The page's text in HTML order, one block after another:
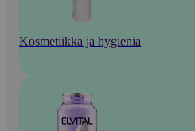
Kosmetiikka ja hygienia